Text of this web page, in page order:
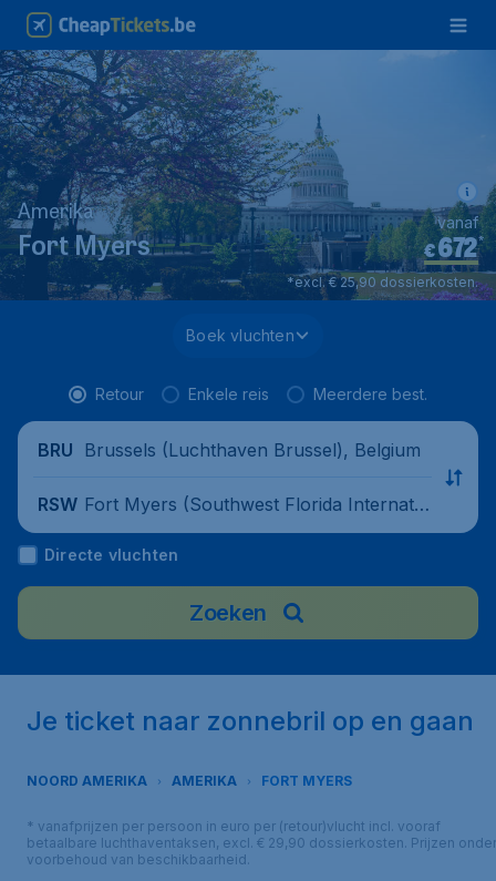
Amerika
Fort Myers €672*
vanaf
*excl. € 25,90 dossierkosten.
Boek vluchten
Retour Enkele reis Meerdere best.
BRU Brussels (Luchthaven Brussel), Belgium
RSW Fort Myers (Southwest Florida Internatio
nal Airport), United States
Directe vluchten
Zoeken
Je ticket naar zonnebril op en gaan
NOORD AMERIKA AMERIKA FORT MYERS
* vanafprijzen per persoon in euro per (retour)vlucht incl. vooraf
betaalbare luchthaventaksen, excl. € 29,90 dossierkosten. Prijzen onder
voorbehoud van beschikbaarheid.